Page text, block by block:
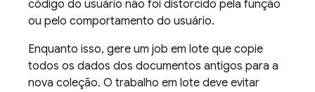
código do usuário não foi distorcido pela função
ou pelo comportamento do usuário.
Enquanto isso, gere um job em lote que copie
todos os dados dos documentos antigos para a
nova coleção. O trabalho em lote deve evitar